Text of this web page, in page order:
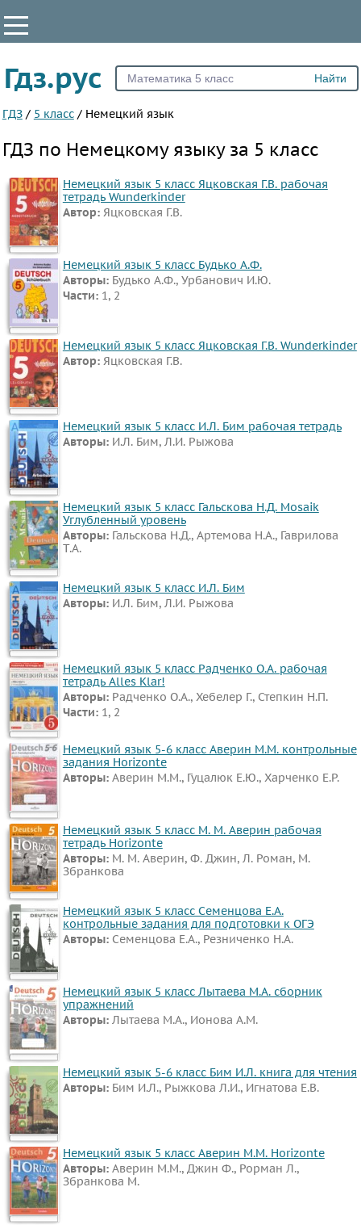
Все
2
4
5
6
7
8
9
10
11
ПРЕДМЕТЫ
Все
предметы
Математика
Английский
язык
Русский
язык
Физика
Немецкий
язык
Белорусский
язык
Украинский
язык
Французский
язык
Биология
История
Информатика
ОБЖ
География
Природоведение
Музыка
ИЗО
Литература
Обществознание
Человек
и
мир
Технология
Естествознание
Испанский
язык
Искусство
Китайский
язык
Кубановедение
Казахский
Гдз.рус
ГДЗ / 5 класс / Немецкий язык
ГДЗ по Немецкому языку за 5 класс
Немецкий язык 5 класс Яцковская Г.В. рабочая
тетрадь Wunderkinder
Автор: Яцковская Г.В.
Немецкий язык 5 класс Будько А.Ф.
Авторы: Будько А.Ф., Урбанович И.Ю.
Части: 1, 2
Немецкий язык 5 класс Яцковская Г.В. Wunderkinder
Автор: Яцковская Г.В.
Немецкий язык 5 класс И.Л. Бим рабочая тетрадь
Авторы: И.Л. Бим, Л.И. Рыжова
Немецкий язык 5 класс Гальскова Н.Д. Mosaik
Углубленный уровень
Авторы: Гальскова Н.Д., Артемова Н.А., Гаврилова
Т.А.
Немецкий язык 5 класс И.Л. Бим
Авторы: И.Л. Бим, Л.И. Рыжова
Немецкий язык 5 класс Радченко О.А. рабочая
тетрадь Alles Klar!
Авторы: Радченко О.А., Хебелер Г., Степкин Н.П.
Части: 1, 2
Немецкий язык 5-6 класс Аверин М.М. контрольные
задания Horizonte
Авторы: Аверин М.М., Гуцалюк Е.Ю., Харченко Е.Р.
Немецкий язык 5 класс М. М. Аверин рабочая
тетрадь Horizonte
Авторы: М. М. Аверин, Ф. Джин, Л. Роман, М.
Збранкова
Немецкий язык 5 класс Семенцова Е.А.
контрольные задания для подготовки к ОГЭ
Авторы: Семенцова Е.А., Резниченко Н.А.
Немецкий язык 5 класс Лытаева М.А. сборник
упражнений
Авторы: Лытаева М.А., Ионова А.М.
Немецкий язык 5-6 класс Бим И.Л. книга для чтения
Авторы: Бим И.Л., Рыжкова Л.И., Игнатова Е.В.
Немецкий язык 5 класс Аверин М.М. Horizonte
Авторы: Аверин М.М., Джин Ф., Рорман Л.,
Збранкова М.